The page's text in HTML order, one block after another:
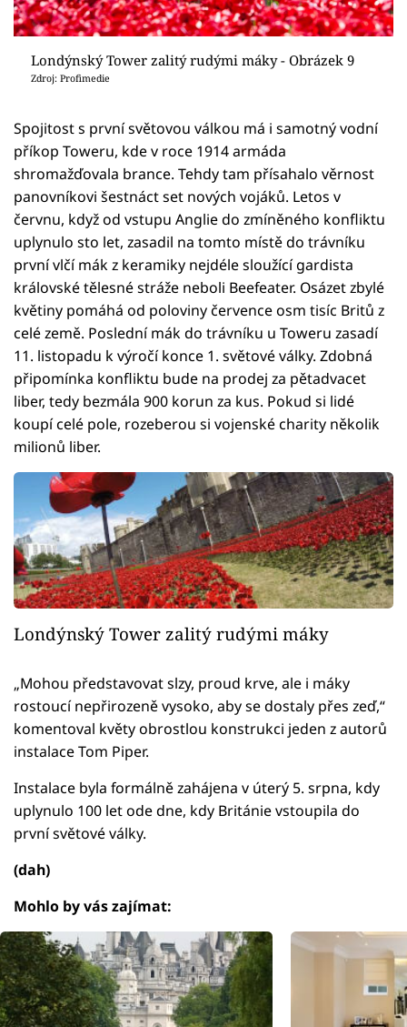
Londýnský Tower zalitý rudými máky - Obrázek 9
Zdroj: Profimedie
Spojitost s první světovou válkou má i samotný vodní
příkop Toweru, kde v roce 1914 armáda
shromažďovala brance. Tehdy tam přísahalo věrnost
panovníkovi šestnáct set nových vojáků. Letos v
červnu, když od vstupu Anglie do zmíněného konfliktu
uplynulo sto let, zasadil na tomto místě do trávníku
první vlčí mák z keramiky nejdéle sloužící gardista
královské tělesné stráže neboli Beefeater. Osázet zbylé
květiny pomáhá od poloviny července osm tisíc Britů z
celé země. Poslední mák do trávníku u Toweru zasadí
11. listopadu k výročí konce 1. světové války. Zdobná
připomínka konfliktu bude na prodej za pětadvacet
liber, tedy bezmála 900 korun za kus. Pokud si lidé
koupí celé pole, rozeberou si vojenské charity několik
milionů liber.
Londýnský Tower zalitý rudými máky
„Mohou představovat slzy, proud krve, ale i máky
rostoucí nepřirozeně vysoko, aby se dostaly přes zeď,“
komentoval květy obrostlou konstrukci jeden z autorů
instalace Tom Piper.
Instalace byla formálně zahájena v úterý 5. srpna, kdy
uplynulo 100 let ode dne, kdy Británie vstoupila do
první světové války.
(dah)
Mohlo by vás zajímat: